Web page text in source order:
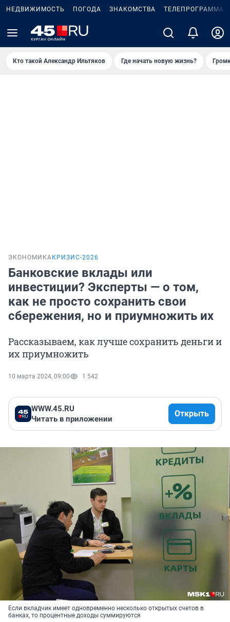
НЕДВИЖИМОСТЬ ПОГОДА ЗНАКОМСТВА ТЕЛЕПРОГРАММА
Кто такой Александр Ильтяков Где начать новую жизнь?
ЭКОНОМИКА КРИЗИС-2026
Банковские вклады или
инвестиции? Эксперты — о том,
как не просто сохранить свои
сбережения, но и приумножить их
Рассказываем, как лучше сохранить деньги и
их приумножить
10 марта 2024, 09:00 1 542
WWW.45.RU
Читать в приложении
Открыть
Если вкладчик имеет одновременно несколько открытых счетов в
банках, то процентные доходы суммируются